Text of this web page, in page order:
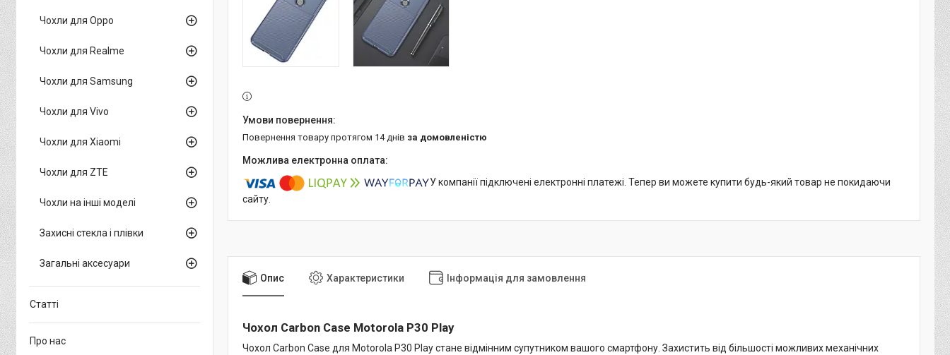
повернення товару протягом 14 днів за домовленістю
У компанії підключені електронні платежі. Тепер ви можете купити будь-який товар не покидаючи
сайту.
Опис Характеристики Інформація для замовлення
Чохол Carbon Case Motorola P30 Play
Чохол Carbon Case для Motorola P30 Play стане відмінним супутником вашого смартфону. Захистить від більшості можливих механічних
Чохли для Oppo
Чохли для Realme
Чохли для Samsung
Чохли для Vivo
Чохли для Xiaomi
Чохли для ZTE
Чохли на інші моделі
Захисні стекла і плівки
Загальні аксесуари
Статті
Про нас